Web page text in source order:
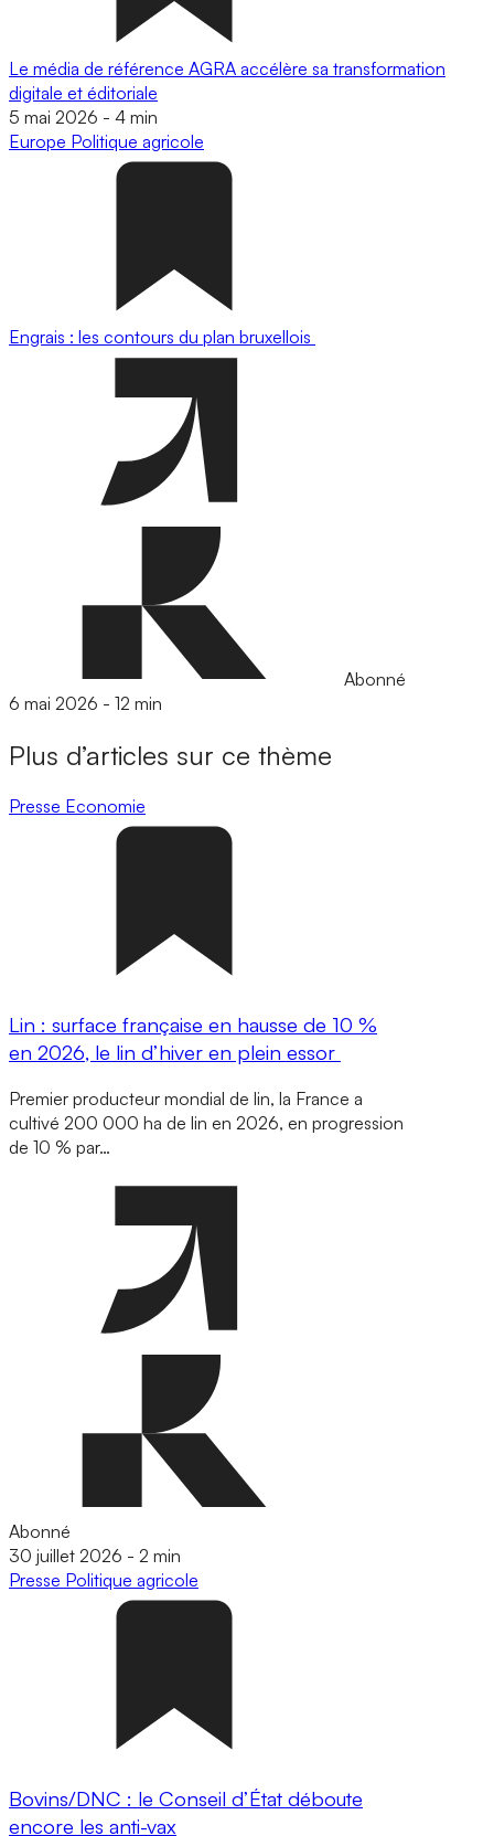
Le média de référence AGRA accélère sa transformation
digitale et éditoriale
5 mai 2026 - 4 min
Europe Politique agricole
Engrais : les contours du plan bruxellois
Abonné
6 mai 2026 - 12 min
Plus d’articles sur ce thème
Presse Economie
Lin : surface française en hausse de 10 %
en 2026, le lin d’hiver en plein essor
Premier producteur mondial de lin, la France a
cultivé 200 000 ha de lin en 2026, en progression
de 10 % par…
Abonné
30 juillet 2026 - 2 min
Presse Politique agricole
Bovins/DNC : le Conseil d’État déboute
encore les anti-vax